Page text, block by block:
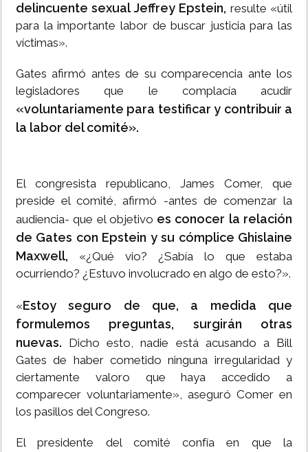
delincuente sexual Jeffrey Epstein, resulte «útil
para la importante labor de buscar justicia para las
víctimas».
Gates afirmó antes de su comparecencia ante los
legisladores que le complacía acudir
«voluntariamente para testificar y contribuir a
la labor del comité».
El congresista republicano, James Comer, que
preside el comité, afirmó -antes de comenzar la
audiencia- que el objetivo es conocer la relación
de Gates con Epstein y su cómplice Ghislaine
Maxwell, «¿Qué vio? ¿Sabía lo que estaba
ocurriendo? ¿Estuvo involucrado en algo de esto?».
«Estoy seguro de que, a medida que
formulemos preguntas, surgirán otras
nuevas. Dicho esto, nadie está acusando a Bill
Gates de haber cometido ninguna irregularidad y
ciertamente valoro que haya accedido a
comparecer voluntariamente», aseguró Comer en
los pasillos del Congreso.
El presidente del comité confía en que la